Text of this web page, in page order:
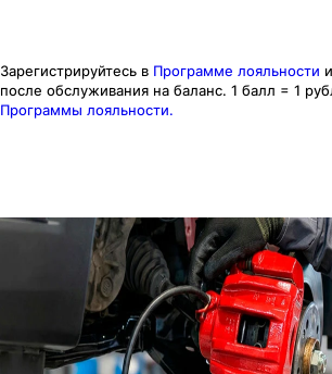
Зарегистрируйтесь в Программе лояльности
после обслуживания на баланс. 1 балл = 1
Программы лояльности.